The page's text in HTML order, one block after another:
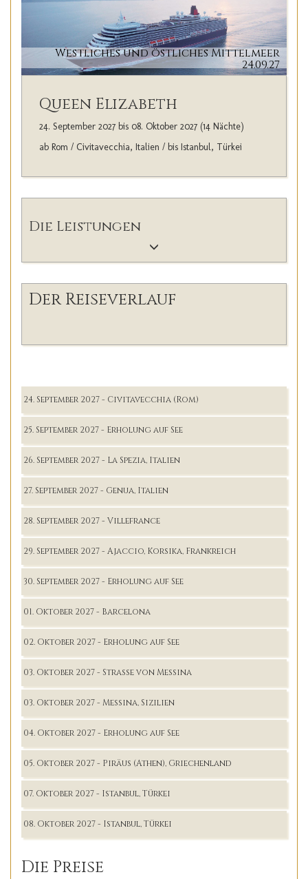
Westliches und östliches Mittelmeer
24.09.27
Queen Elizabeth
24. September 2027 bis 08. Oktober 2027 (14 Nächte)
ab Rom / Civitavecchia, Italien / bis Istanbul, Türkei
Die Leistungen
Der Reiseverlauf
24. September 2027 - Civitavecchia (Rom)
25. September 2027 - Erholung auf See
26. September 2027 - La Spezia, Italien
27. September 2027 - Genua, Italien
28. September 2027 - Villefrance
29. September 2027 - Ajaccio, Korsika, Frankreich
30. September 2027 - Erholung auf See
01. Oktober 2027 - Barcelona
02. Oktober 2027 - Erholung auf See
03. Oktober 2027 - Strasse von Messina
03. Oktober 2027 - Messina, Sizilien
04. Oktober 2027 - Erholung auf See
05. Oktober 2027 - Piräus (Athen), Griechenland
07. Oktober 2027 - Istanbul, Türkei
08. Oktober 2027 - Istanbul, Türkei
Die Preise